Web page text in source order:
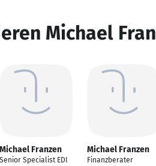
Michael
Michael Franzen
Senior Specialist EDI
Michael Franzen
Finanzberater